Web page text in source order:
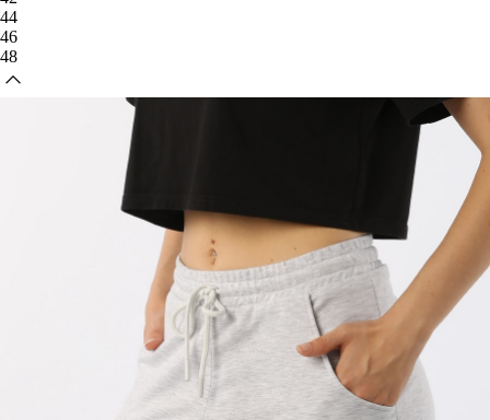
44
46
48